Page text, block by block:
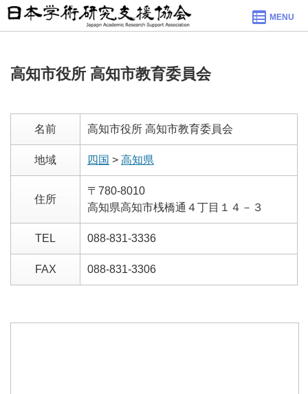
MENU
高知市役所 高知市教育委員会
名前 高知市役所 高知市教育委員会
地域 四国 > 高知県
住所
〒780-8010
高知県高知市桟橋通４丁目１４－３
TEL 088-831-3336
FAX 088-831-3306